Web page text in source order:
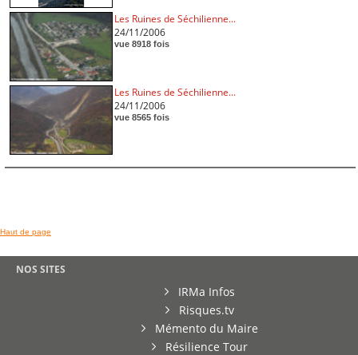
Les Ruines de Séchilienne...
24/11/2006
vue 8918 fois
Les Ruines de Séchilienne...
24/11/2006
vue 8565 fois
Haut de page
NOS SITES
IRMa Infos
Risques.tv
Mémento du Maire
Résilience Tour